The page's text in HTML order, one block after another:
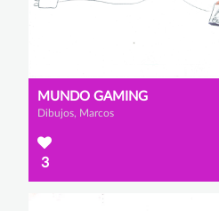
MUNDO GAMING
Dibujos, Marcos
3